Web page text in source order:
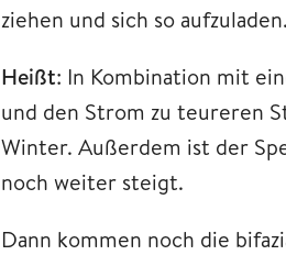
ziehen und sich so aufzuladen.
Heißt: In Kombination mit
und den Strom zu teureren
Winter. Außerdem ist der
noch weiter steigt.
Dann kommen noch die